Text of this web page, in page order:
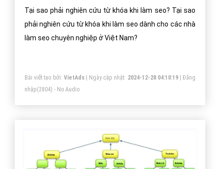
Tại sao phải nghiên cứu từ khóa khi làm seo? Tại sao
phải nghiên cứu từ khóa khi làm seo dành cho các nhà
làm seo chuyên nghiệp ở Việt Nam?
Bài viết tạo bởi: VietAds| Ngày cập nhật: 2024-12-28 04:10:19|Đăng
nhập(2804) - No Audio